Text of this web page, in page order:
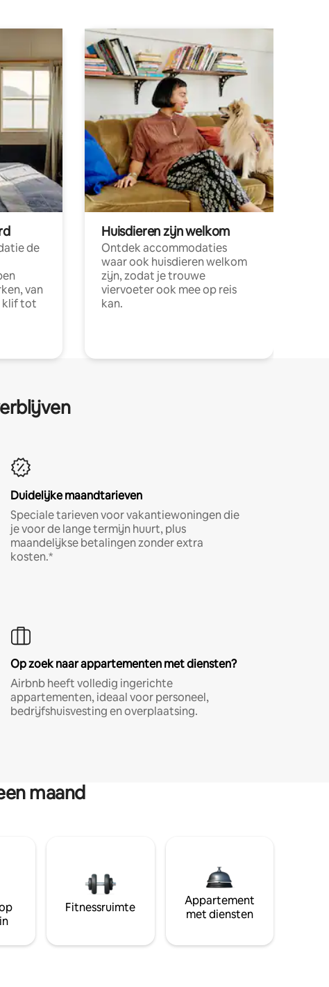
de
van
klif tot
Huisdieren zijn welkom
Ontdek accommodaties
waar ook huisdieren welkom
zijn, zodat je trouwe
viervoeter ook mee op reis
kan.
Duidelijke maandtarieven
Speciale tarieven voor vakantiewoningen die
je voor de lange termijn huurt, plus
maandelijkse betalingen zonder extra
kosten.*
Op zoek naar appartementen met diensten?
Airbnb heeft volledig ingerichte
appartementen, ideaal voor personeel,
bedrijfshuisvesting en overplaatsing.
maand
Fitnessruimte
Appartement
met diensten